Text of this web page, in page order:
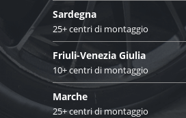
Sardegna
25+ centri di montaggio
Friuli-Venezia Giulia
10+ centri di montaggio
Marche
25+ centri di montaggio